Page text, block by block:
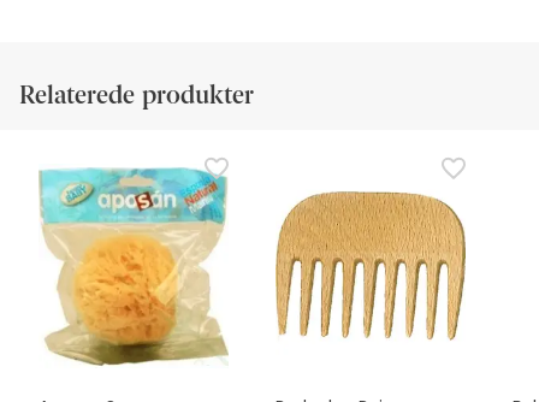
Relaterede produkter